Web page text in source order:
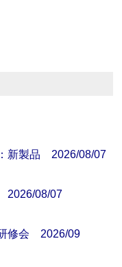
新製品 2026/08/07
2026/08/07
修会 2026/09